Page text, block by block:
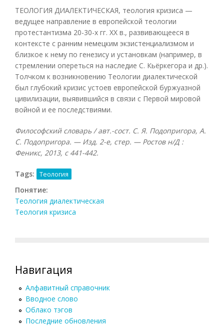
ТЕОЛОГИЯ ДИАЛЕКТИЧЕСКАЯ, теология кризиса —
ведущее направление в европейской теологии
протестантизма 20-30-х гг. XX в., развивающееся в
контексте с ранним немецким экзистенциализмом и
близкое к нему по генезису и установкам (например, в
стремлении опереться на наследие С. Кьёркегора и др.).
Толчком к возникновению Теологии диалектической
был глубокий кризис устоев европейской буржуазной
цивилизации, выявившийся в связи с Первой мировой
войной и ее последствиями.
Философский словарь / авт.-сост. С. Я. Подопригора, А.
С. Подопригора. — Изд. 2-е, стер. — Ростов н/Д :
Феникс, 2013, с 441-442.
Tags: Теология
Понятие:
Теология диалектическая
Теология кризиса
Навигация
Алфавитный справочник
Вводное слово
Облако тэгов
Последние обновления